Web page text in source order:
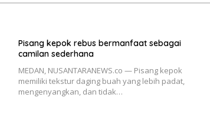
Pisang kepok rebus bermanfaat sebagai
camilan sederhana
MEDAN, NUSANTARANEWS.co — Pisang kepok
memiliki tekstur daging buah yang lebih padat,
mengenyangkan, dan tidak…